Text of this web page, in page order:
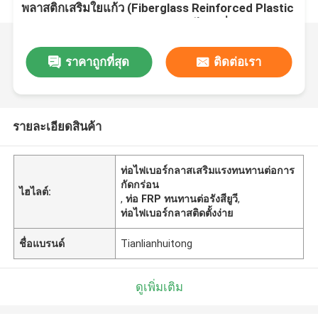
พลาสติกเสริมใยแก้ว (Fiberglass Reinforced Plastic
ราคาถูกที่สุด ติดต่อเรา
รายละเอียดสินค้า
ไฮไลต์:
ท่อไฟเบอร์กลาสเสริมแรงทนทานต่อการ
กัดกร่อน
,ท่อ FRP ทนทานต่อรังสียูวี,
ท่อไฟเบอร์กลาสติดตั้งง่าย
ชื่อแบรนด์ Tianlianhuitong
ดูเพิ่มเติม